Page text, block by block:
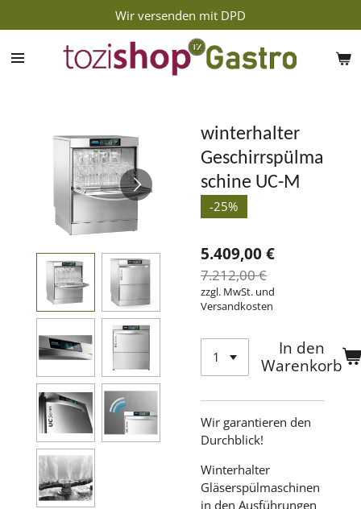
Hauptinhalt
springen
Wir versenden mit DPD
winterhalter
Geschirrspülma
schine UC-M
-25%
5.409,00 €
7.212,00 €
zzgl. MwSt. und
Versandkosten
In den
Warenkorb
Wir garantieren den
Durchblick!
Winterhalter
Gläserspülmaschinen
in den Ausführungen